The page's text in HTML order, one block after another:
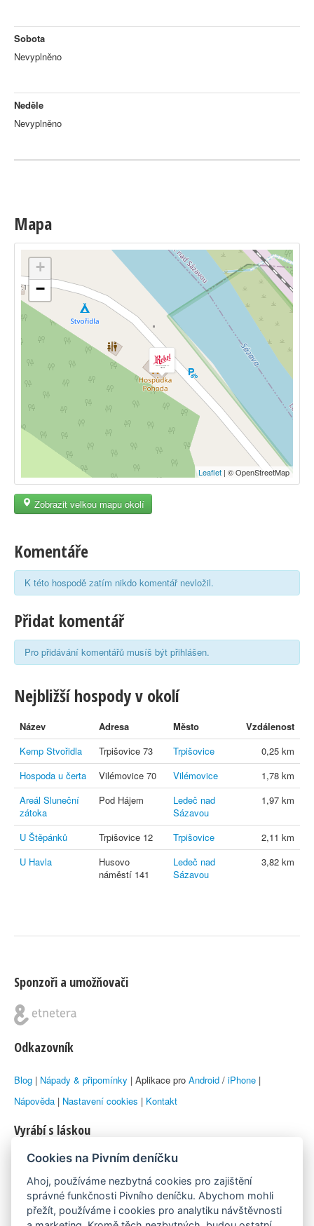
Sobota
Nevyplněno
Neděle
Nevyplněno
Mapa
+
−
Leaflet | © OpenStreetMap
Zobrazit velkou mapu okolí
Komentáře
K této hospodě zatím nikdo komentář nevložil.
Přidat komentář
Pro přidávání komentářů musíš být přihlášen.
Nejbližší hospody v okolí
Název Adresa Město
Vzdálenost
Kemp Stvořidla
Trpišovice 73 Trpišovice
0,25 km
Hospoda u čerta
Vilémovice 70 Vilémovice
1,78 km
Areál Sluneční
zátoka
Pod Hájem
Ledeč nad
Sázavou
1,97 km
U Štěpánků Trpišovice 12 Trpišovice
2,11 km
U Havla
Husovo
náměstí 141
Ledeč nad
Sázavou
3,82 km
Sponzoři a umožňovači
Odkazovník
Blog | Nápady & připomínky | Aplikace pro Android / iPhone |
Nápověda | Nastavení cookies | Kontakt
Vyrábí s láskou
© 2010–2026 byLukáš Zemanaka Emka
Máme rádi
Cookies na Pivním deníčku
Ahoj, používáme nezbytná cookies pro zajištění
správné funkčnosti Pivního deníčku. Abychom mohli
přežít, používáme i cookies pro analytiku návštěvnosti